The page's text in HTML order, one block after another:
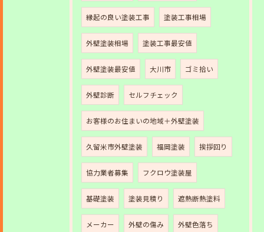
縁起の良い塗装工事 塗装工事相場
外壁塗装相場 塗装工事最安値
外壁塗装最安値 大川市 ゴミ拾い
外壁診断 セルフチェック
お客様のお住まいの地域＋外壁塗装
久留米市外壁塗装 福岡塗装 挨拶回り
協力業者募集 フクロウ塗装屋
基礎塗装 塗装見積り 遮熱断熱塗料
メーカー 外壁の傷み 外壁色落ち